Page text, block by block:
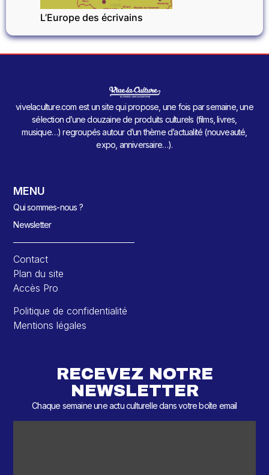
L’Europe des écrivains
vivelaculture.com est un site qui propose, une fois par semaine, une
sélection d’une douzaine de produits culturels (films, livres,
musique…) regroupés autour d’un thème d’actualité (nouveauté,
expo, anniversaire…).
MENU
Qui sommes-nous ?
Newsletter
Contact
Plan du site
Accès Pro
Politique de confidentialité
Mentions légales
RECEVEZ NOTRE
NEWSLETTER
Chaque semaine une actu culturelle dans votre boîte email